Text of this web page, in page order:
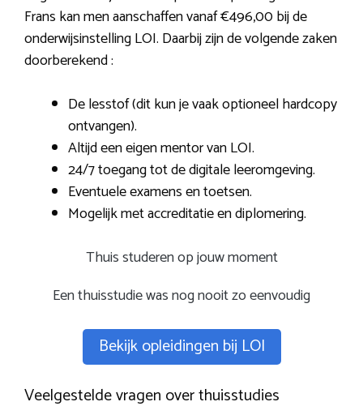
Frans kan men aanschaffen vanaf €496,00 bij de
onderwijsinstelling LOI. Daarbij zijn de volgende zaken
doorberekend :
De lesstof (dit kun je vaak optioneel hardcopy
ontvangen).
Altijd een eigen mentor van LOI.
24/7 toegang tot de digitale leeromgeving.
Eventuele examens en toetsen.
Mogelijk met accreditatie en diplomering.
Thuis studeren op jouw moment
Een thuisstudie was nog nooit zo eenvoudig
Bekijk opleidingen bij LOI
Veelgestelde vragen over thuisstudies